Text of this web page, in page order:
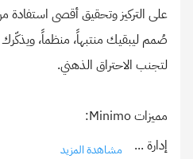
صُمم ليبقيك منتبهاً، منظماً،
إدارة ... مشاهدة المزيد